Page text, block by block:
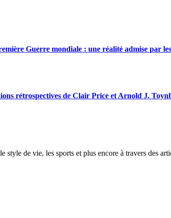
Guerre mondiale : une réalité admise par
rétrospectives de Clair Price et Arnold J.
de vie, les sports et plus encore à travers des